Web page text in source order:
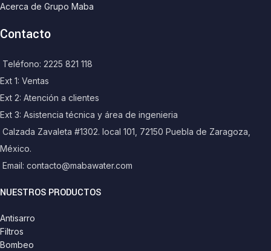
Acerca de Grupo Maba
Contacto
Teléfono: 2225 821 118
Ext 1: Ventas
Ext 2: Atención a clientes
Ext 3: Asistencia técnica y área de ingenieria
Calzada Zavaleta #1302. local 101, 72150 Puebla de Zaragoza,
México.
Email: contacto@mabawater.com
NUESTROS PRODUCTOS
Antisarro
Filtros
Bombeo